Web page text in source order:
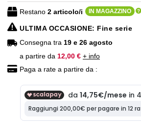
Restano 2 articolo/i IN MAGAZZINO
ULTIMA OCCASIONE: Fine serie
Consegna tra 19 e 26 agosto
a partire da 12,00 € + info
Paga a rate a partire da :